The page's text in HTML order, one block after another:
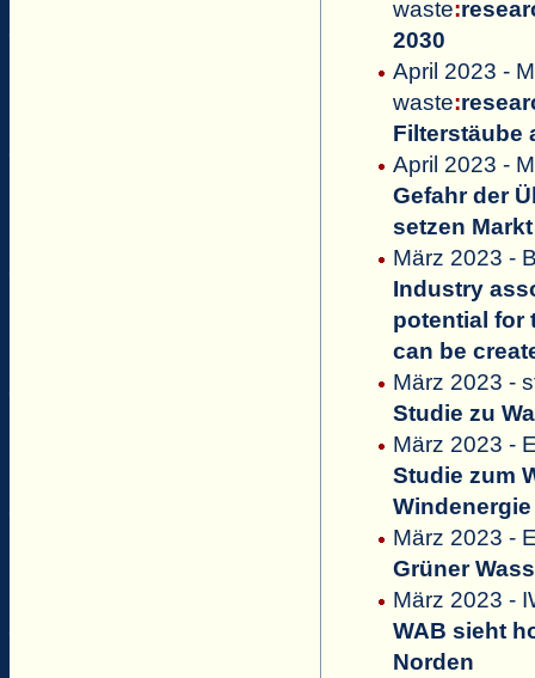
waste:
2030
April 2023 -
waste:
Filterstäube
April 2023 -
Gefahr der
setzen
März 2023 -
Industry
potential for
can be
März 2023 -
Studie zu
März 2023 -
Studie zum
März 2023 -
Grüner
März 2023 -
WAB sieht
Norden